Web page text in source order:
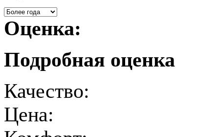
Оценка:
Подробная оценка
Качество:
Цена: